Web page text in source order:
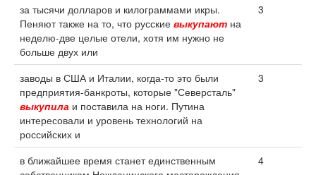
за тысячи долларов и килограммами икры.
Пеняют также на то, что русские выкупают на
неделю-две целые отели, хотя им нужно не
больше двух или
3
заводы в США и Италии, когда-то это были
предприятия-банкроты, которые "Северсталь"
выкупила и поставила на ноги. Путина
интересовали и уровень технологий на
российских и
3
в ближайшее время станет единственным
4